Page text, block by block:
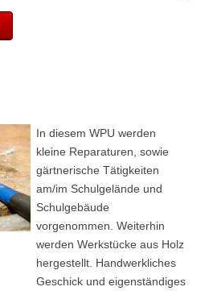
In diesem WPU werden
kleine Reparaturen, sowie
gärtnerische Tätigkeiten
am/im Schulgelände und
Schulgebäude
vorgenommen. Weiterhin
werden Werkstücke aus Holz
hergestellt. Handwerkliches
Geschick und eigenständiges